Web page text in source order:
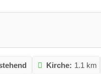
Kirche: 1.1 km